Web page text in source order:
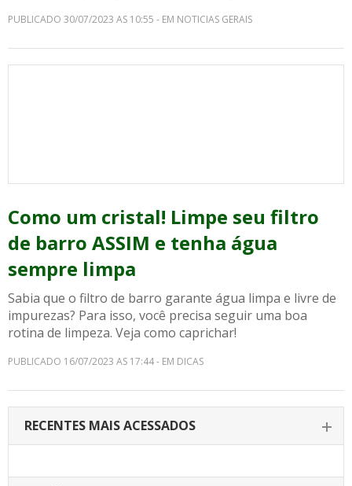
PUBLICADO 30/07/2023 AS 10:55 - EM NOTICIAS GERAIS
Como um cristal! Limpe seu filtro
de barro ASSIM e tenha água
sempre limpa
Sabia que o filtro de barro garante água limpa e livre de
impurezas? Para isso, você precisa seguir uma boa
rotina de limpeza. Veja como caprichar!
PUBLICADO 16/07/2023 AS 17:44 - EM DICAS
RECENTES MAIS ACESSADOS